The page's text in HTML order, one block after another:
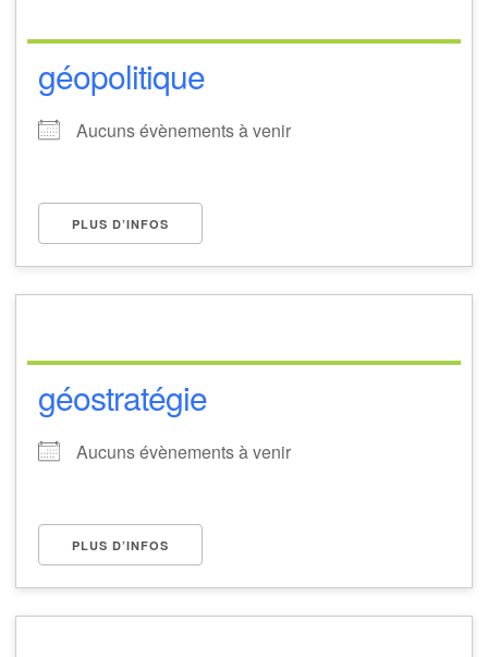
géopolitique
Aucuns évènements à venir
PLUS D’INFOS
géostratégie
Aucuns évènements à venir
PLUS D’INFOS